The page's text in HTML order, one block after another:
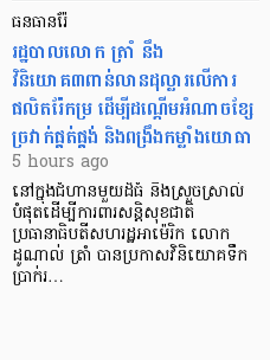
ធនធានរ៉ែ
​រដ្ឋបាលលោក ត្រាំ នឹង​
វិនិយោគ៣ពាន់លានដុល្លារលើការ
ផលិតរ៉ែកម្រ ដើម្បីដណ្តើមអំណាចខ្សែ
ច្រវាក់ផ្គត់ផ្គង់ និងពង្រឹងកម្លាំងយោធា
5 hours ago
នៅក្នុងជំហានមួយដ៏ធំ និងស្រួចស្រាល់
បំផុតដើម្បីការពារសន្តិសុខជាតិ
ប្រធានាធិបតីសហរដ្ឋអាម៉េរិក លោក
ដូណាល់ ត្រាំ បានប្រកាសវិនិយោគទឹក
ប្រាក់រ…